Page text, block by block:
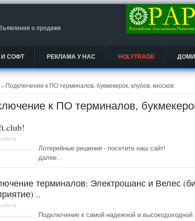
о продаже
СОФТ РЕКЛАМА У НАС HOLYTRADE
» Подключение к ПО терминалов, букмекерок, клубов, киосков
к ПО терминалов,
Лотерейные решения - посетите наш сайт!
далее...
терминалов: Электрошанс и Велес
..
Подключение к самой надежной и